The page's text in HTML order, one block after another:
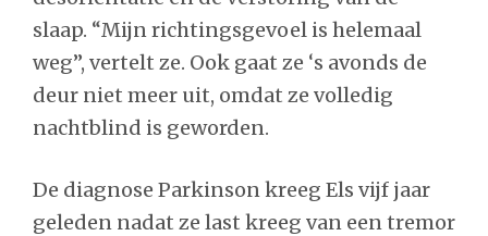
slaap. “Mijn richtingsgevoel is helemaal
weg”, vertelt ze. Ook gaat ze ‘s avonds de
deur niet meer uit, omdat ze volledig
nachtblind is geworden.
De diagnose Parkinson kreeg Els vijf jaar
geleden nadat ze last kreeg van een tremor